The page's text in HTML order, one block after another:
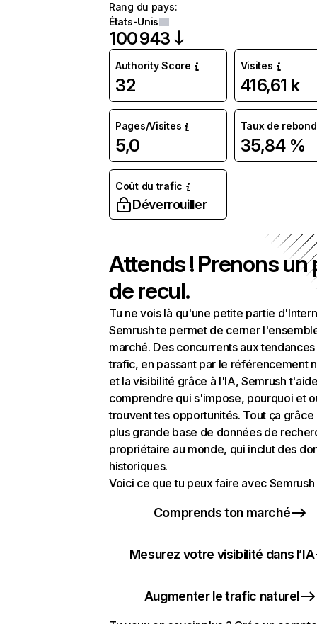
Rang du pays:
États-Unis
100 943
Authority Score
32
Visites
416,61 k
Pages/Visites
5,0
Taux de rebond
35,84 %
Coût du trafic
Déverrouiller
Attends ! Prenons un
de recul.
Tu ne vois là qu'une petite partie
Semrush te permet de cerner
marché. Des concurrents aux
trafic, en passant par le référencement
et la visibilité grâce à l'IA, Semrush
comprendre qui s'impose, pourquoi et
trouvent tes opportunités. Tout ça grâce
plus grande base de données de
propriétaire au monde, qui inclut des
historiques.
Voici ce que tu peux faire avec Semrush
Comprends ton marché
Mesurez votre visibilité dans l’IA
Augmenter le trafic naturel